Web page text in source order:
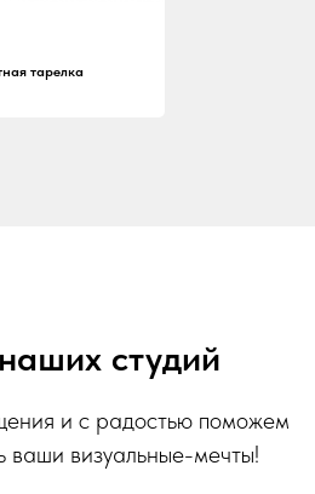
тарелка
студий
и с радостью поможем
ваши визуальные-мечты!